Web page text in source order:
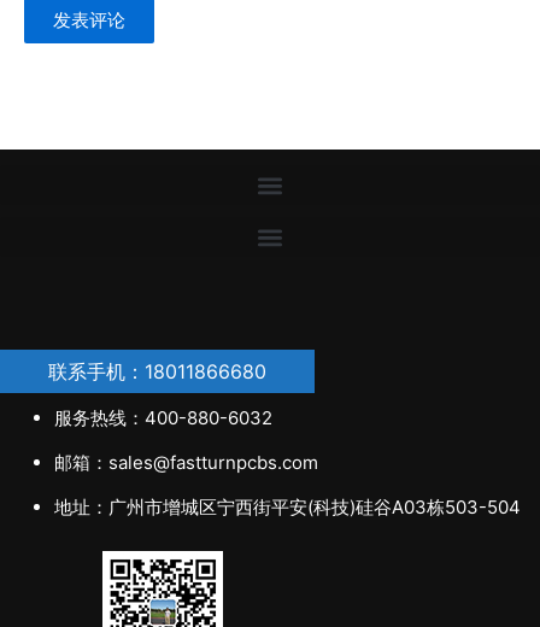
联系手机：18011866680
服务热线：400-880-6032
邮箱：sales@fastturnpcbs.com
地址：广州市增城区宁西街平安(科技)硅谷A03栋503-504